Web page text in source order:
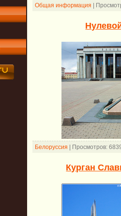
Общая информация
Белоруссия Просмотров:
Курган